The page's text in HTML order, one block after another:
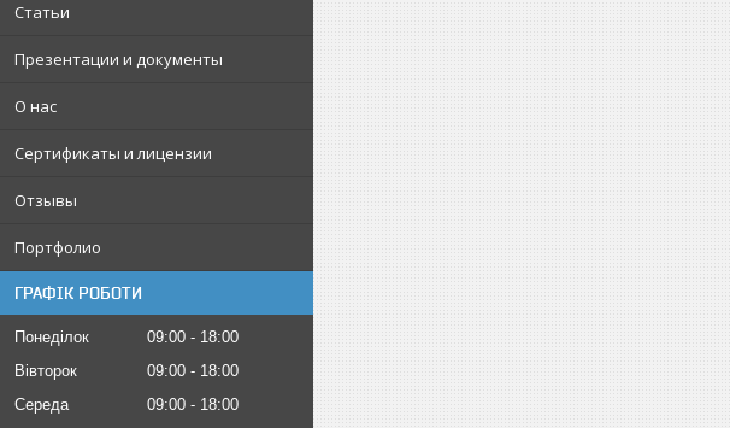
Статьи
Презентации и документы
О нас
Сертификаты и лицензии
Отзывы
Портфолио
ГРАФІК РОБОТИ
Понеділок 09:00
18:00
Вівторок
09:00
18:00
Середа
09:00
18:00